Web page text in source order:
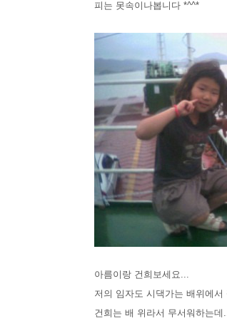
피는 못속이나봅니다 *^^*
아름이랑 건희보세요...
저의 임자도 시댁가는 배위에서
건희는 배 위라서 무서워하는